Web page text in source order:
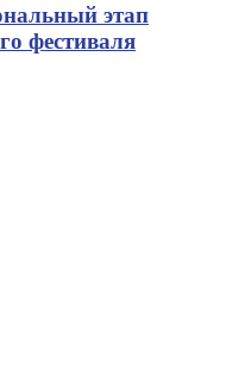
этап
фестиваля